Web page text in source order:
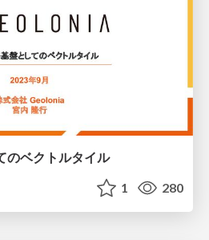
のベクトルタイル
1 280